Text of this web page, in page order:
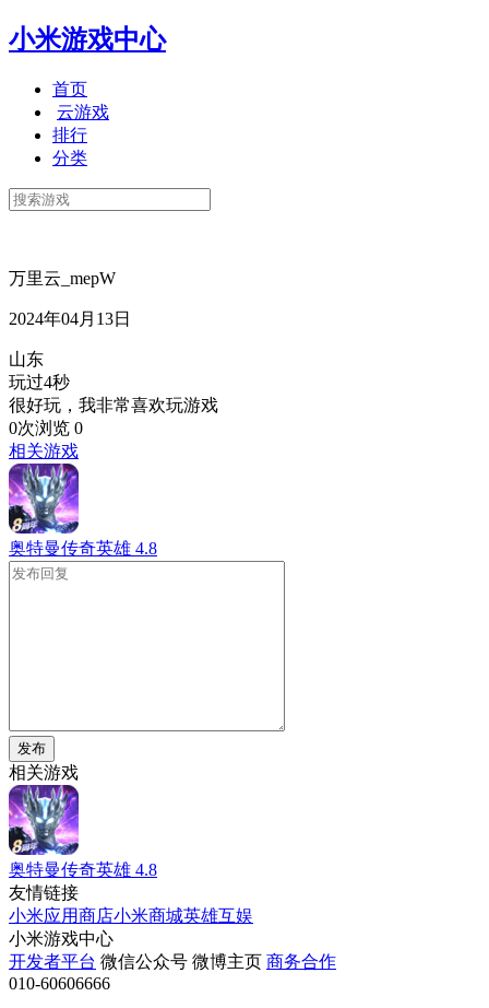
小米游戏中心
首页
云游戏
排行
分类
万里云_mepW
2024年04月13日
山东
玩过4秒
很好玩，我非常喜欢玩游戏
0次浏览 0
相关游戏
奥特曼传奇英雄 4.8
发布
相关游戏
奥特曼传奇英雄 4.8
友情链接
小米应用商店小米商城英雄互娱
小米游戏中心
开发者平台 微信公众号 微博主页 商务合作
010-60606666